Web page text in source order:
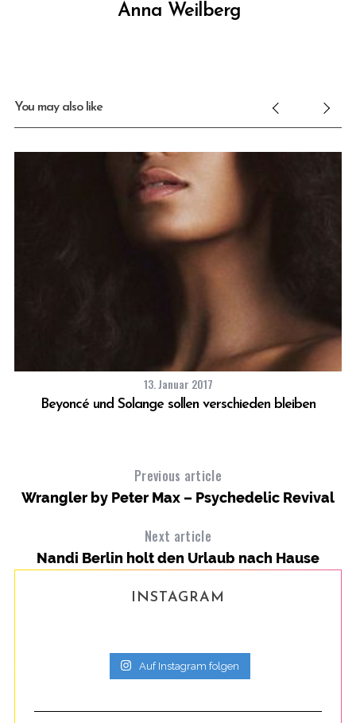
Anna Weilberg
You may also like
13. Januar 2017
Beyoncé und Solange sollen verschieden bleiben
Previous article
Wrangler by Peter Max – Psychedelic Revival
Next article
Nandi Berlin holt den Urlaub nach Hause
INSTAGRAM
Auf Instagram folgen